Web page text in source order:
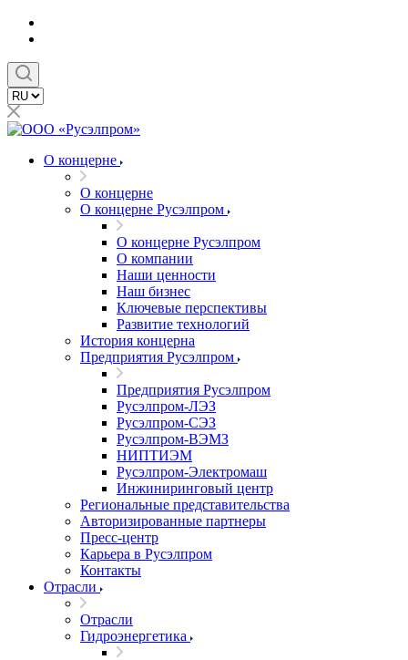
О концерне
О концерне
О концерне Русэлпром
О концерне Русэлпром
О компании
Наши ценности
Наш бизнес
Ключевые перспективы
Развитие технологий
История концерна
Предприятия Русэлпром
Предприятия Русэлпром
Русэлпром-ЛЭЗ
Русэлпром-СЭЗ
Русэлпром-ВЭМЗ
НИПТИЭМ
Русэлпром-Электромаш
Инжиниринговый центр
Региональные представительства
Авторизированные партнеры
Пресс-центр
Карьера в Русэлпром
Контакты
Отрасли
Отрасли
Гидроэнергетика